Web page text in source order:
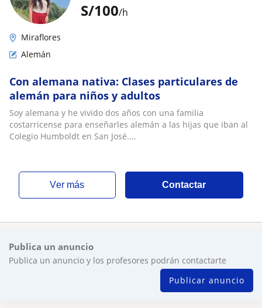
S/100/h
Miraflores
Alemán
Con alemana nativa: Clases particulares de
alemán para niños y adultos
Soy alemana y he vivido dos años con una familia
costarricense para enseñarles alemán a las hijas que iban al
Colegio Humboldt en San José....
ver más Contactar
Publica un anuncio
Publica un anuncio y los profesores podrán contactarte
Publicar anuncio